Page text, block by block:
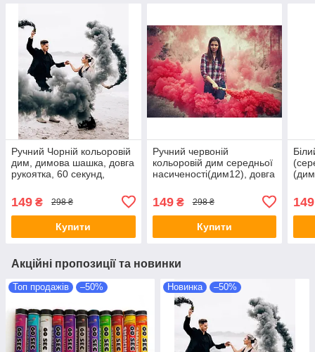
Ручний Чорній кольоровій
дим, димова шашка, довга
рукоятка, 60 секунд,
149 ₴ 298 ₴
Купити
Ручний червоній
кольоровій дим середньої
насиченості(дим12), довга
149₴ 298 ₴
Купити
149
Акційні пропозиції та новинки
Топ продажів –50% Новинка –50%